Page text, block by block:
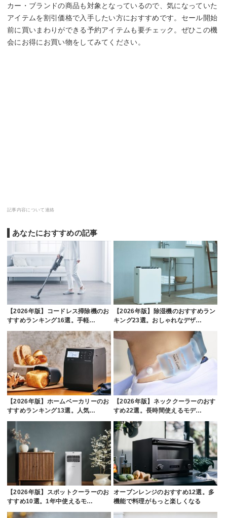
カー・ブランドの商品も対象となっているので、気になっていた
アイテムを割引価格で入手したい方におすすめです。セール開始
前に買いまわりができる予約アイテムも要チェック。ぜひこの機
会にお得にお買い物をしてみてください。
記事内容について連絡
あなたにおすすめの記事
【2026年版】コードレス掃除機のお
すすめランキング16選。手軽…
【2026年版】除湿機のおすすめラン
キング23選。おしゃれなデザ…
【2026年版】ホームベーカリーのお
すすめランキング13選。人気…
【2026年版】ネッククーラーのおす
すめ22選。長時間使えるモデ…
【2026年版】スポットクーラーのお
すすめ10選。1年中使えるモ…
オーブンレンジのおすすめ12選。多
機能で料理がもっと楽しくなる